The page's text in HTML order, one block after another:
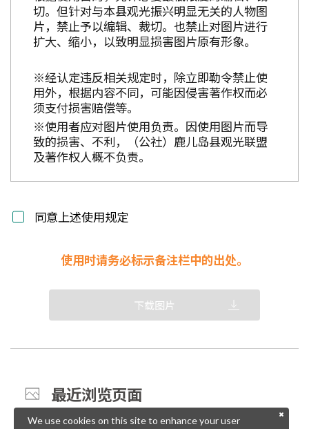
切。但针对与本县观光振兴明显无关的人物图
片，禁止予以编辑、裁切。也禁止对图片进行
扩大、缩小，以致明显损害图片原有形象。
※经认定违反相关规定时，除立即勒令禁止使
用外，根据内容不同，可能因侵害著作权而必
须支付损害赔偿等。
※使用者应对图片使用负责。因使用图片而导
致的损害、不利，（公社）鹿儿岛县观光联盟
及著作权人概不负责。
同意上述使用规定
使用时请务必标示备注栏中的出处。
下载图片
最近浏览页面
We use cookies on this site to enhance your user